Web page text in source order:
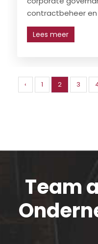
contractbeheer en
Lees meer
‹ 1 2 3
Team